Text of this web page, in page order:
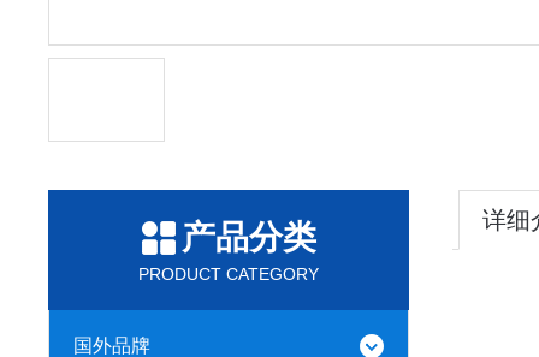
产品分类
PRODUCT CATEGORY
国外品牌
详细